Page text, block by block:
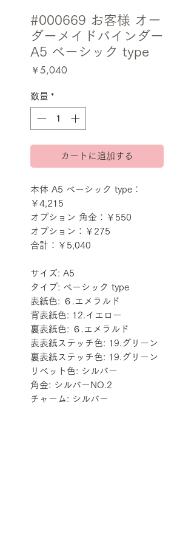
#000669 お客様 オー
ダーメイドバインダー
A5 ベーシック type
￥5,040価
数量 *
カートに追加する
本体 A5 ベーシック type：
￥4,215
オプション 角金：￥550
オプション：￥275
合計：￥5,040
サイズ: A5
タイプ: ベーシック type
表紙色: ６.エメラルド
背表紙色: 12.イエロー
裏表紙色: ６.エメラルド
表表紙ステッチ色: 19.グリーン
裏表紙ステッチ色: 19.グリーン
リベット色: シルバー
角金: シルバーNO.2
チャーム: シルバー